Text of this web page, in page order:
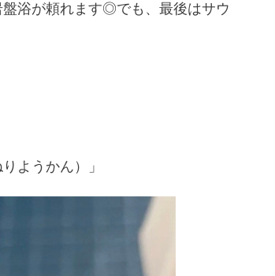
浴が頼れます◎でも、最後はサウ
ようかん）」